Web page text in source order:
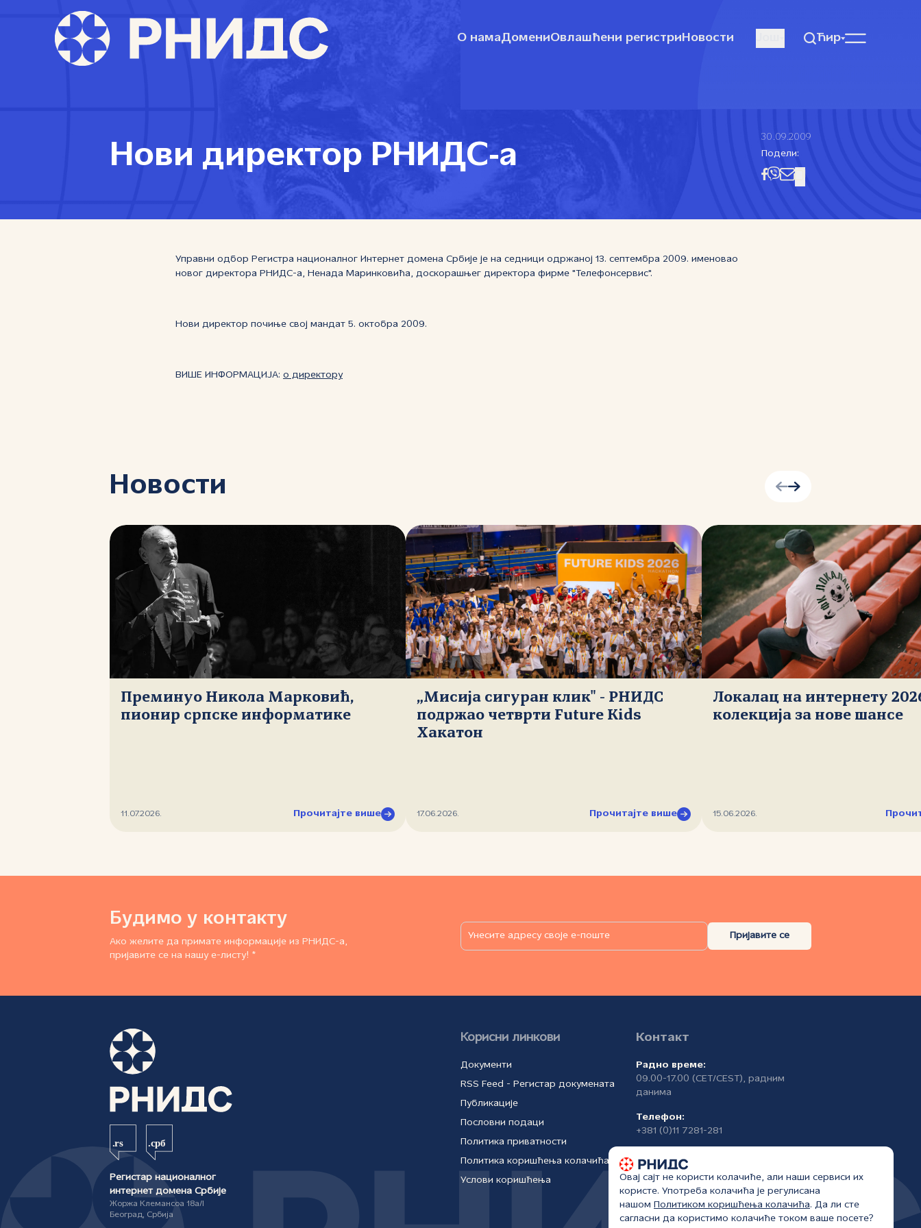
О намаДомениОвлашћени регистри Новости Ћир
Нови директор РНИДС‑а
30.09.2009
Подели:
Управни одбор Регистра националног Интернет домена Србије је на седници одржаној 13. септембра 2009. именовао
новог директора РНИДС-а, Ненада Маринковића, доскорашњег директора фирме "Телефонсервис".
Нови директор почиње свој мандат 5. октобра 2009.
ВИШЕ ИНФОРМАЦИЈА: о директору
Новости
Преминуо Никола Марковић,
пионир српске информатике
11.07.2026. Прочитајте више
„Мисија сигуран клик" - РНИДС
подржао четврти Future Kids
Хакатон
17.06.2026. Прочитајте више
Локалац на интернету
колекција за нове шансе
15.06.2026.
Будимо у контакту
Ако желите да примате информације из РНИДС-а,
пријавите се на нашу е-листу! *
Пријавите се
Регистар националног
интернет домена Србије
Жоржа Клемансоа 18а/I
Београд, Србија
Корисни линкови
Документи
RSS Feed - Регистар докумената
Публикације
Пословни подаци
Политика приватности
Политика коришћења колачића
Услови коришћења
Контакт
Радно време:
09.00-17.00 (CET/CEST), радним
данима
Телефон:
+381 (0)11 7281-281
Овај сајт не користи колачиће, али наши сервиси их
користе. Употреба колачића је регулисана
нашом Политиком коришћења колачића. Да ли сте
сагласни да користимо колачиће током ваше посете?